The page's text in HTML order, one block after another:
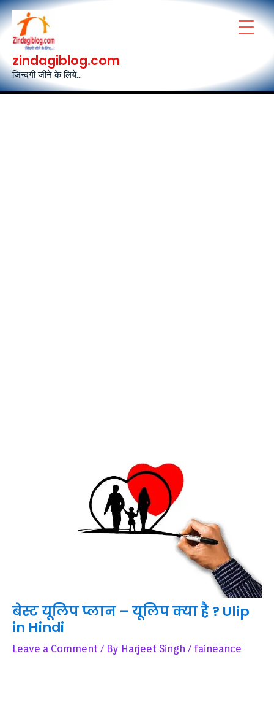
Skip
to
content
zindagiblog.com
जिन्दगी जीने के लिये...
बेस्ट यूलिप प्लान – यूलिप क्या है ? Ulip
in Hindi
Leave a Comment / By Harjeet Singh / faineance